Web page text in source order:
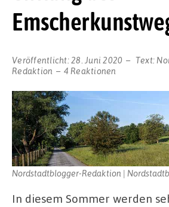
Veröffentlicht:28. Juni 2020 Text:
Redaktion
4 Reaktionen
Nordstadtblogger-Redaktion |
In diesem Sommer werden